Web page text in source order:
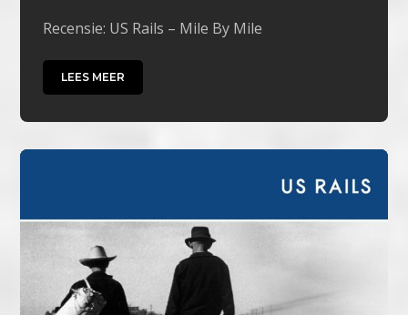
Recensie: US Rails – Mile By Mile
LEES MEER